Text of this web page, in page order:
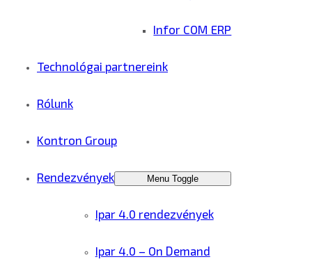
Infor COM ERP
Technológai partnereink
Rólunk
Kontron Group
Rendezvények Menu Toggle
Ipar 4.0 rendezvények
Ipar 4.0 – On Demand